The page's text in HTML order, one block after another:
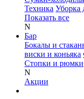
Техника Уборка
Показать все
N
Бар
Бокалы и
виски и коньяка
Стопки и рюмки
N
Акции